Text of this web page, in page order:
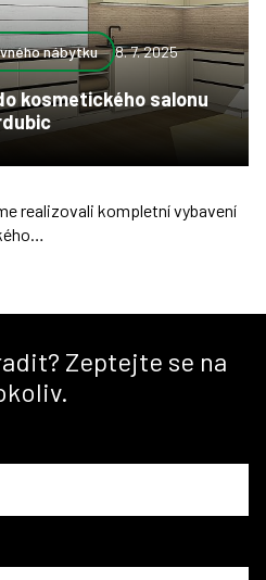
nábytku 8. 7. 2025
kosmetického salonu
realizovali kompletní vybavení
Zeptejte se na